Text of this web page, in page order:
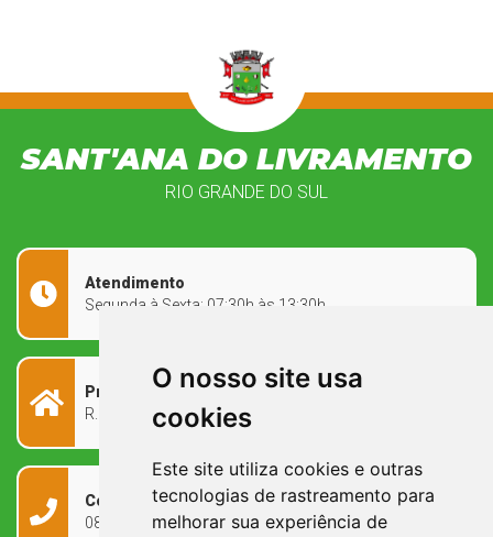
O nosso site usa
cookies
Este site utiliza cookies e outras
tecnologias de rastreamento para
melhorar sua experiência de
SANT'ANA DO LIVRAMENTO
RIO GRANDE DO SUL
Atendimento
Segunda à Sexta: 07:30h às 13:30h
Prefeitura Municipal
R. Rivadávia Corrêa, 858 - Centro - RS, 97573-010
Contato
0800 090 2050